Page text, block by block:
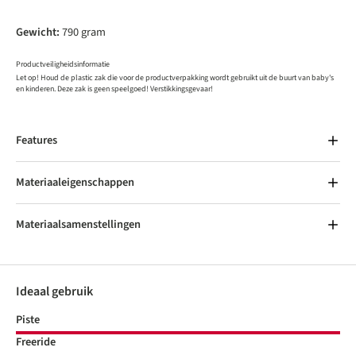
Gewicht:790 gram
Productveiligheidsinformatie
Let op! Houd de plastic zak die voor de productverpakking wordt gebruikt uit de buurt van baby's
en kinderen. Deze zak is geen speelgoed! Verstikkingsgevaar!
Features
Materiaaleigenschappen
Materiaalsamenstellingen
Ideaal gebruik
Piste
Freeride